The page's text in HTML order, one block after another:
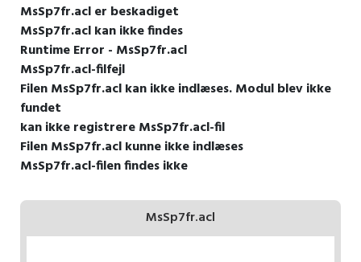
MsSp7fr.acl er beskadiget
MsSp7fr.acl kan ikke findes
Runtime Error - MsSp7fr.acl
MsSp7fr.acl-filfejl
Filen MsSp7fr.acl kan ikke indlæses. Modul blev ikke
fundet
kan ikke registrere MsSp7fr.acl-fil
Filen MsSp7fr.acl kunne ikke indlæses
MsSp7fr.acl-filen findes ikke
MsSp7fr.acl